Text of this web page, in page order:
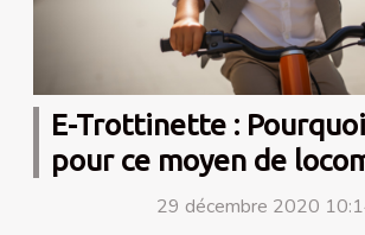
E-Trottinette :
pour ce moyen de
29 décembre 2020